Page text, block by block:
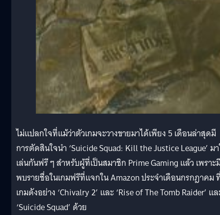
ไม่แปลกใจที่แม้ว่าตัวเกมจะวางขายมาได้เพียง 5 เดือนล่าสุดมี
การตัดสินใจนำ ‘Suicide Squad: Kill the Justice League’ ม
เล่นกันฟรี ๆ สำหรับผู้ที่เป็นสมาชิก Prime Gaming แล้ว เพรา
พบรายชื่อในเกมฟรีที่แจกใน Amazon ประจำเดือนกรกฎาคม
เกมดังอย่าง ‘Chivalry 2’ และ ‘Rise of The Tomb Raider’ แ
‘Suicide Squad’ ด้วย